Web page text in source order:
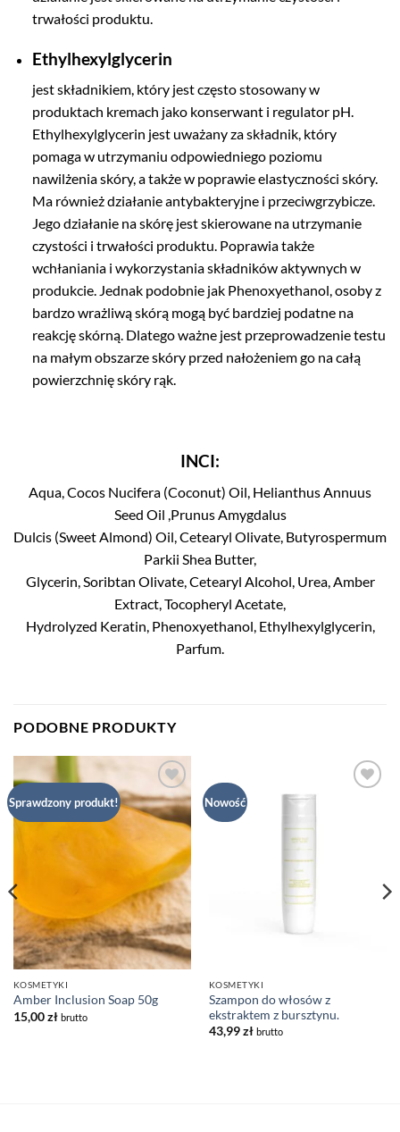
trwałości produktu.
Ethylhexylglycerin
jest składnikiem, który jest często stosowany w
produktach kremach jako konserwant i regulator pH.
Ethylhexylglycerin jest uważany za składnik, który
pomaga w utrzymaniu odpowiedniego poziomu
nawilżenia skóry, a także w poprawie elastyczności skóry.
Ma również działanie antybakteryjne i przeciwgrzybicze.
Jego działanie na skórę jest skierowane na utrzymanie
czystości i trwałości produktu. Poprawia także
wchłaniania i wykorzystania składników aktywnych w
produkcie. Jednak podobnie jak Phenoxyethanol, osoby z
bardzo wrażliwą skórą mogą być bardziej podatne na
reakcję skórną. Dlatego ważne jest przeprowadzenie testu
na małym obszarze skóry przed nałożeniem go na całą
powierzchnię skóry rąk.
INCI:
Aqua, Cocos Nucifera (Coconut) Oil, Helianthus Annuus
Seed Oil ,Prunus Amygdalus
Dulcis (Sweet Almond) Oil, Cetearyl Olivate, Butyrospermum
Parkii Shea Butter,
Glycerin, Soribtan Olivate, Cetearyl Alcohol, Urea, Amber
Extract, Tocopheryl Acetate,
Hydrolyzed Keratin, Phenoxyethanol, Ethylhexylglycerin,
Parfum.
PODOBNE PRODUKTY
Sprawdzony produkt!
Dodaj
do listy
życzeń
KOSMETYKI
Amber Inclusion Soap 50g
15,00zł brutto
Nowość
KOSMETYKI
Szampon do włosów z
ekstraktem z bursztynu.
43,99zł brutto